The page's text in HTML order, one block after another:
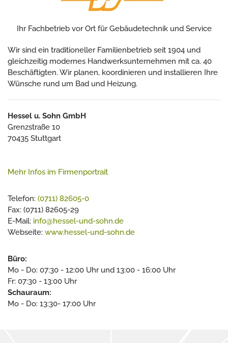
Ihr Fachbetrieb vor Ort für Gebäudetechnik und Service
Wir sind ein traditioneller Familienbetrieb seit 1904 und
gleichzeitig modernes Handwerksunternehmen mit ca. 40
Beschäftigten. Wir planen, koordinieren und installieren Ihre
Wünsche rund um Bad und Heizung.
Hessel u. Sohn GmbH
Grenzstraße 10
70435 Stuttgart
Mehr Infos im Firmenportrait
Telefon: (0711) 82605-0
Fax: (0711) 82605-29
E-Mail: info@hessel-und-sohn.de
Webseite: www.hessel-und-sohn.de
Büro:
Mo - Do: 07:30 - 12:00 Uhr und 13:00 - 16:00 Uhr
Fr: 07:30 - 13:00 Uhr
Schauraum:
Mo - Do: 13:30- 17:00 Uhr